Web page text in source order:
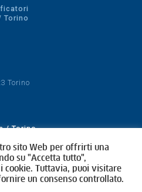
Torino
Torino
/ Torino
sito Web per offrirti una
su "Accetta tutto",
cookie. Tuttavia, puoi visitare
un consenso controllato.